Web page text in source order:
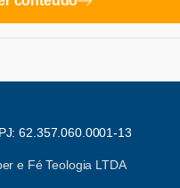
62.357.060.0001-13
e Fé Teologia LTDA